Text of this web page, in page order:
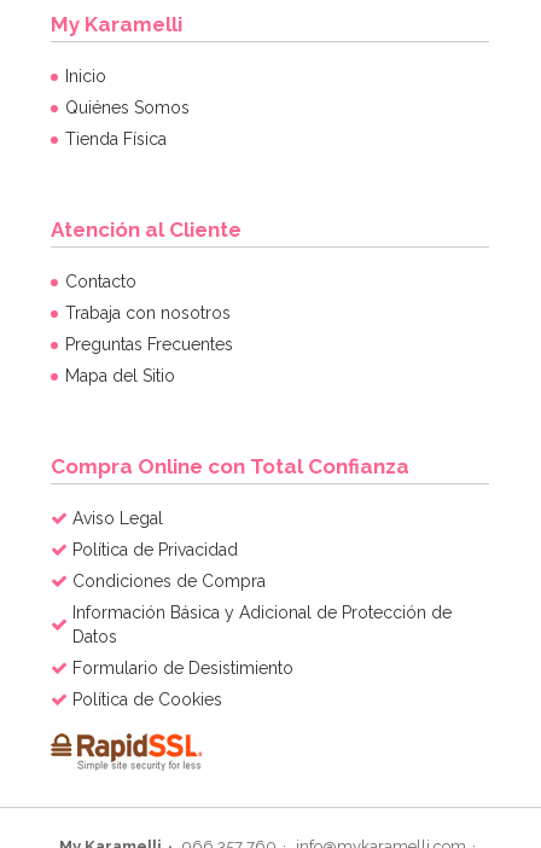
My Karamelli
Inicio
Quiénes Somos
Tienda Física
Atención al Cliente
Contacto
Trabaja con nosotros
Preguntas Frecuentes
Mapa del Sitio
Compra Online con Total Confianza
Aviso Legal
Política de Privacidad
Condiciones de Compra
Información Básica y Adicional de Protección de
Datos
Formulario de Desistimiento
Política de Cookies